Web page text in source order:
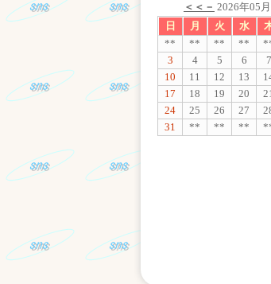
＜＜－ 2026年05月
日
月 火 水
**
** ** **
3
4 5 6 7
10
11 12 13
17
18 19 20
24
25 26 27
31
** ** **